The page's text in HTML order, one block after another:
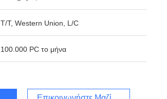
T/T, Western Union, L/C
100.000 PC το μήνα